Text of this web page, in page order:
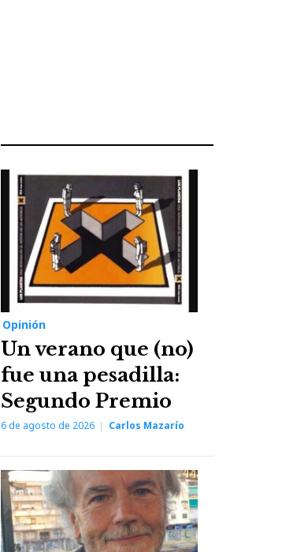
Opinión
Un verano que (no)
fue una pesadilla:
Segundo Premio
6 de agosto de 2026 Carlos Mazarío